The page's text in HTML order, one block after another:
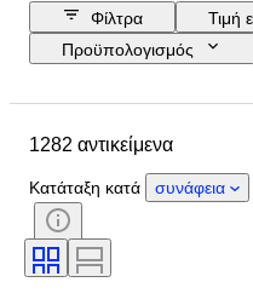
Φίλτρα
Τιμή
Προϋπολογισμός
Υλικό
Τεχνική
Έκδοση
Καλλιτέχνης
1282 αντικείμενα
Κατάταξη κατά συνάφεια